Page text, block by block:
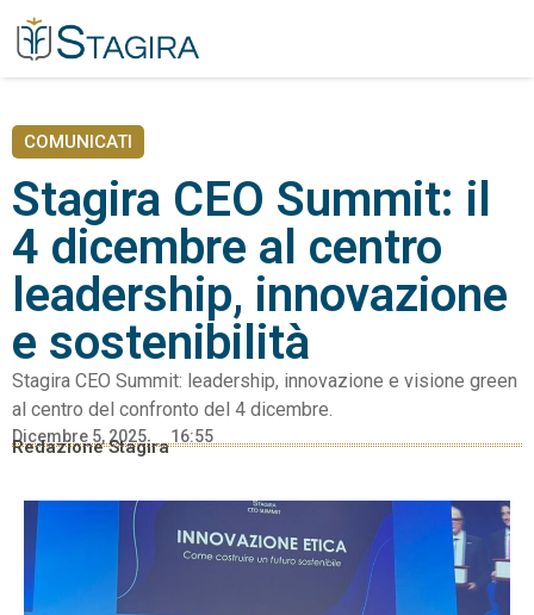
COMUNICATI
Stagira CEO Summit: il
4 dicembre al centro
leadership, innovazione
e sostenibilità
Stagira CEO Summit: leadership, innovazione e visione green
al centro del confronto del 4 dicembre.
Dicembre 5, 2025 16:55
Redazione Stagira